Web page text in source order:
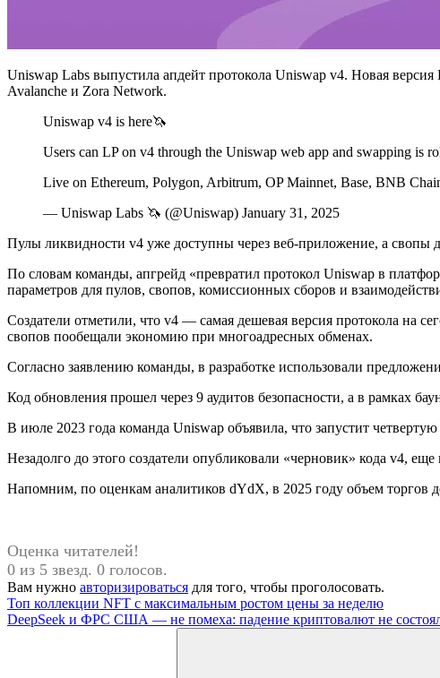
Uniswap Labs выпустила апдейт протокола Uniswap v4. Новая
Avalanche и Zora Network.
Uniswap v4 is here🦄
Users can LP on v4 through the Uniswap web app and swapping is
Live on Ethereum, Polygon, Arbitrum, OP Mainnet, Base, BNB
— Uniswap Labs 🦄 (@Uniswap) January 31, 2025
Пулы ликвидности v4 уже доступны через веб-приложение, а свопы
По словам команды, апгрейд «превратил протокол Uniswap в
параметров для пулов, свопов, комиссионных сборов и
Создатели отметили, что v4 — самая дешевая версия протокола на
свопов пообещали экономию при многоадресных обменах.
Согласно заявлению команды, в разработке использовали
Код обновления прошел через 9 аудитов безопасности, а в рамках
В июле 2023 года команда Uniswap объявила, что запустит
Незадолго до этого создатели опубликовали «черновик» кода v4,
Напомним, по оценкам аналитиков dYdX, в 2025 году объем торгов
Оценка читателей!
0 из 5 звезд. 0 голосов.
Вам нужно авторизироваться для того, чтобы проголосовать.
Навигация
по
Предыдущая
запись:
Топ коллекции NFT с максимальным ростом цены за неделю
Следующая
DeepSeek и ФРС США — не помеха: падение криптовалют не